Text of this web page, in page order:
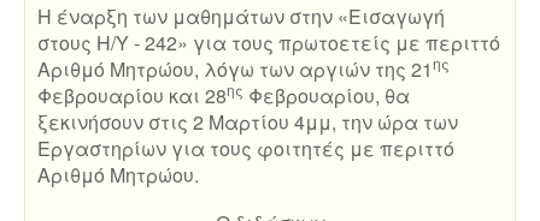
Η έναρξη των μαθημάτων στην «Εισαγωγή
στους Η/Υ - 242» για τους πρωτοετείς με περιττό
Αριθμό Μητρώου, λόγω των αργιών της 21ης
Φεβρουαρίου και 28ης Φεβρουαρίου, θα
ξεκινήσουν στις 2 Μαρτίου 4μμ, την ώρα των
Εργαστηρίων για τους φοιτητές με περιττό
Αριθμό Μητρώου.